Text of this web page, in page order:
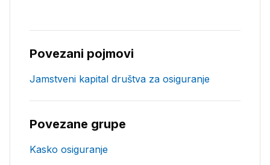
Povezani pojmovi
Jamstveni kapital društva za osiguranje
Povezane grupe
Kasko osiguranje